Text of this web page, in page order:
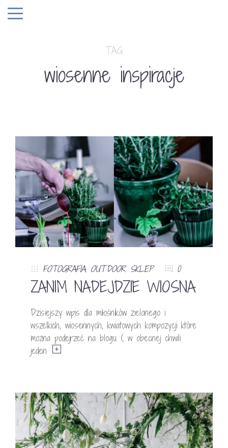
TAG
wiosenne inspiracje
FOTOGRAFIA, OUTDOOR, SKLEP 0
ZANIM NADEJDZIE WIOSNA
Dzisiejszy wpis dla miłośników zielonego i
wszelkich, wiosennych, kwiatowych kompozycji które
można podejrzeć na blogu ( w obecnej chwili
jeden